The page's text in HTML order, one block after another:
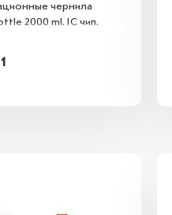
чернила
2000 ml. IC чип.